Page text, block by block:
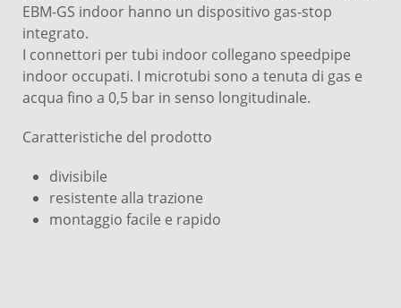
EBM-GS indoor hanno un dispositivo gas-stop
integrato.
I connettori per tubi indoor collegano speedpipe
indoor occupati. I microtubi sono a tenuta di gas e
acqua fino a 0,5 bar in senso longitudinale.
Caratteristiche del prodotto
divisibile
resistente alla trazione
montaggio facile e rapido